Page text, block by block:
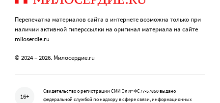
Перепечатка материалов сайта в интернете возможна только при
наличии активной гиперссылки на оригинал материала на сайте
miloserdie.ru
© 2024 – 2026. Милосердие.ru
16+
Свидетельство о регистрации СМИ Эл № ФС77-57850 выдано
федеральной службой по надзору в сфере связи, информационных